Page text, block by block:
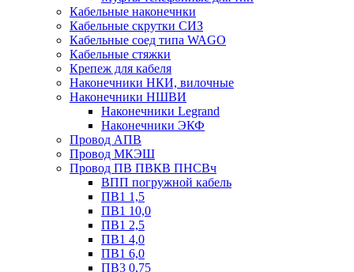
Кабельные наконечнки
Кабельные скрутки СИЗ
Кабельные соед типа WAGO
Кабельные стяжки
Крепеж для кабеля
Наконечники НКИ, вилочные
Наконечники НШВИ
Наконечники Legrand
Наконечники ЭКФ
Провод АПВ
Провод МКЭШ
Провод ПВ ПВКВ ПНСВч
ВПП погружной кабель
ПВ1 1,5
ПВ1 10,0
ПВ1 2,5
ПВ1 4,0
ПВ1 6,0
ПВ3 0,75